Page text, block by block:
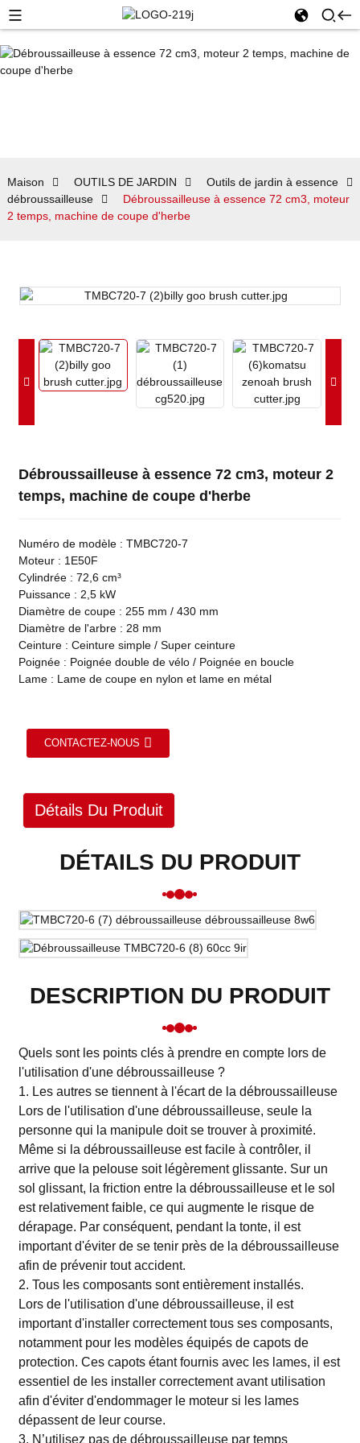
Maison OUTILS DE JARDIN
Outils de jardin à essence
débroussailleuse
Débroussailleuse à essence 72 cm3, moteur
2 temps, machine de coupe d'herbe
Débroussailleuse à essence 72 cm3, moteur 2
temps, machine de coupe d'herbe
Numéro de modèle : TMBC720-7
Moteur : 1E50F
Cylindrée : 72,6 cm³
Puissance : 2,5 kW
Diamètre de coupe : 255 mm / 430 mm
Diamètre de l'arbre : 28 mm
Ceinture : Ceinture simple / Super ceinture
Poignée : Poignée double de vélo / Poignée en boucle
Lame : Lame de coupe en nylon et lame en métal
CONTACTEZ-NOUS
Détails Du Produit
DÉTAILS DU PRODUIT
DESCRIPTION DU PRODUIT
Quels sont les points clés à prendre en compte lors de
l'utilisation d'une débroussailleuse ?
1. Les autres se tiennent à l'écart de la débroussailleuse
Lors de l'utilisation d'une débroussailleuse, seule la
personne qui la manipule doit se trouver à proximité.
Même si la débroussailleuse est facile à contrôler, il
arrive que la pelouse soit légèrement glissante. Sur un
sol glissant, la friction entre la débroussailleuse et le sol
est relativement faible, ce qui augmente le risque de
dérapage. Par conséquent, pendant la tonte, il est
important d'éviter de se tenir près de la débroussailleuse
afin de prévenir tout accident.
2. Tous les composants sont entièrement installés.
Lors de l'utilisation d'une débroussailleuse, il est
important d'installer correctement tous ses composants,
notamment pour les modèles équipés de capots de
protection. Ces capots étant fournis avec les lames, il est
essentiel de les installer correctement avant utilisation
afin d'éviter d'endommager le moteur si les lames
dépassent de leur course.
3. N’utilisez pas de débroussailleuse par temps